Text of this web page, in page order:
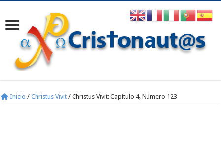
Inicio / Christus Vivit / Christus Vivit: Capítulo 4, Número 123